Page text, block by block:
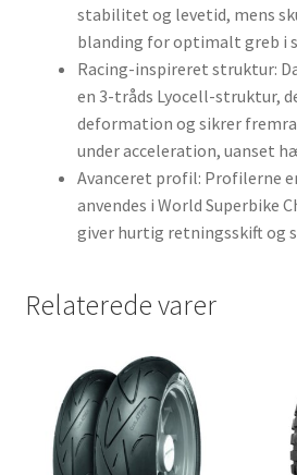
stabilitet og levetid, mens
blanding for optimalt greb i
Racing-inspireret struktur:
en 3-tråds Lyocell-struktur,
deformation og sikrer
under acceleration, uanset
Avanceret profil: Profilerne
anvendes i World Superbike
giver hurtig retningsskift og
Relaterede varer